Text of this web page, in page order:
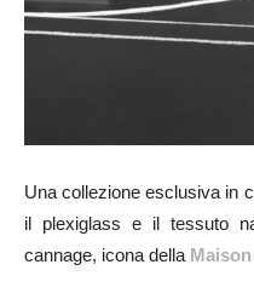
Una collezione esclusiva in
il plexiglass e il tessuto
cannage, icona della